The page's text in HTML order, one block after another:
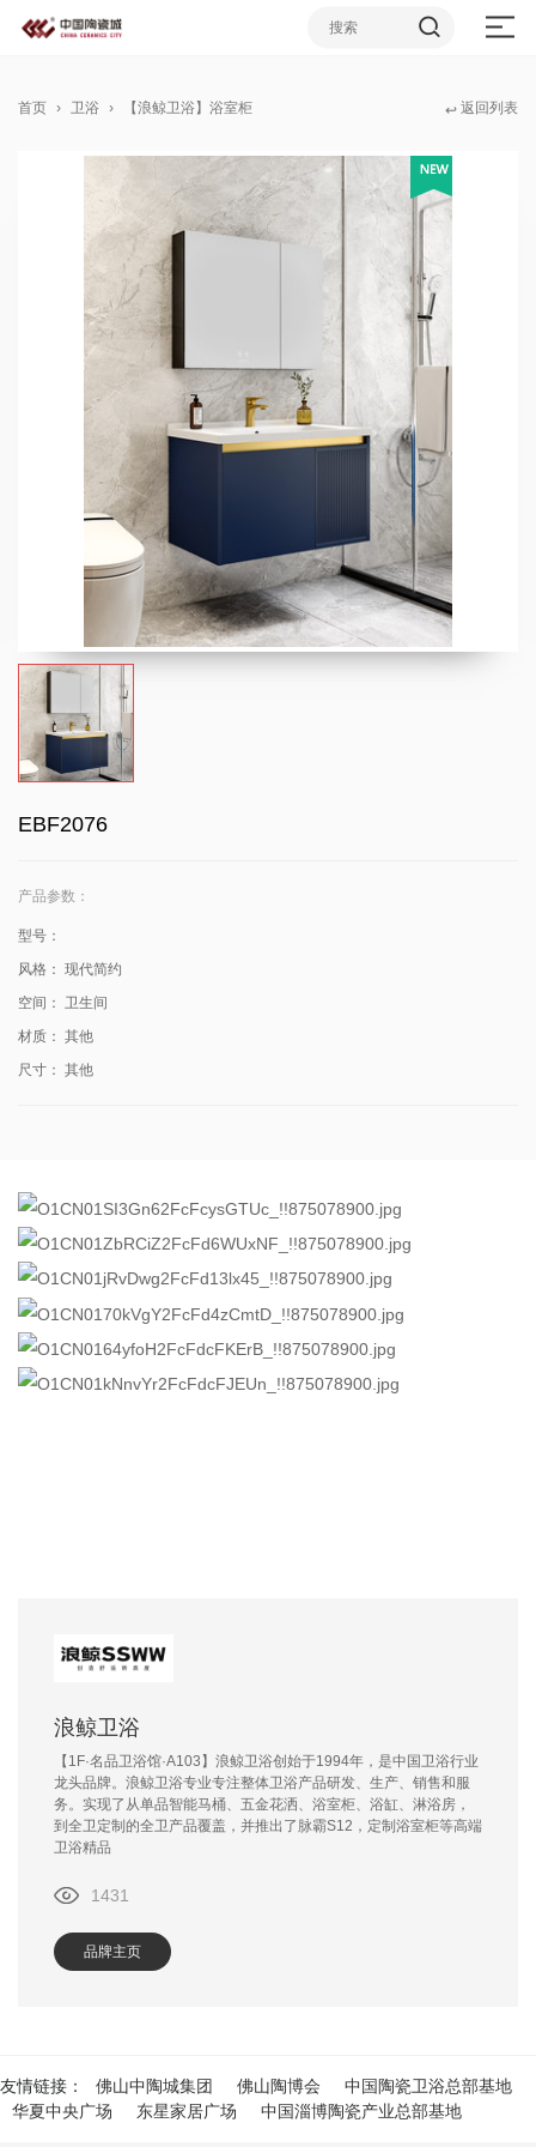
首页 卫浴 【浪鲸卫浴】浴室柜 ↩ 返回列表
EBF2076
产品参数：
型号：
风格： 现代简约
空间： 卫生间
材质： 其他
尺寸： 其他
浪鲸卫浴
【1F·名品卫浴馆·A103】浪鲸卫浴创始于1994年，是中国卫浴行业
龙头品牌。浪鲸卫浴专业专注整体卫浴产品研发、生产、销售和服
务。实现了从单品智能马桶、五金花洒、浴室柜、浴缸、淋浴房，
到全卫定制的全卫产品覆盖，并推出了脉霸S12，定制浴室柜等高端
卫浴精品
1431
品牌主页
友情链接： 佛山中陶城集团 佛山陶博会
中国陶瓷卫浴总部基地
华夏中央广场
东星家居广场 中国淄博陶瓷产业总部基地